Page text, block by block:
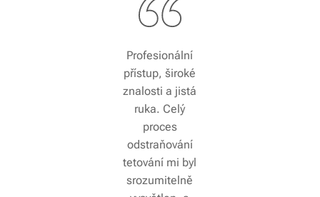
Profesionální
přístup, široké
znalosti a jistá
ruka. Celý
proces
odstraňování
tetování mi byl
srozumitelně